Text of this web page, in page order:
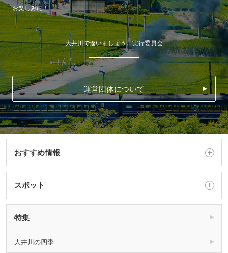
お楽しみに！
大井川で逢いましょう。実行委員会
運営団体について
おすすめ情報
スポット
特集
大井川の四季